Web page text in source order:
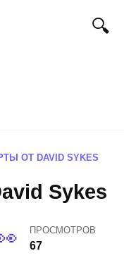
ОТ DAVID SYKES
Sykes
ПРОСМОТРОВ
67